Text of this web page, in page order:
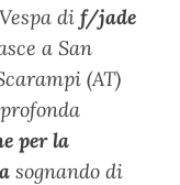
dif/jade
a San
(AT)
per la
sognando di